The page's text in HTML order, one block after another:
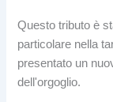
Questo tributo è
particolare nella
presentato un
dell'orgoglio.